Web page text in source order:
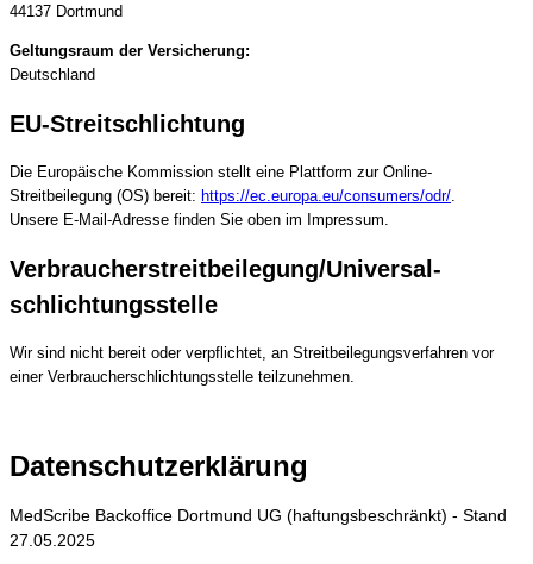
44137 Dortmund
Geltungsraum der Versicherung:
Deutschland
EU-Streitschlichtung
Die Europäische Kommission stellt eine Plattform zur Online-
Streitbeilegung (OS) bereit: https://ec.europa.eu/consumers/odr/.
Unsere E-Mail-Adresse finden Sie oben im Impressum.
Verbraucher­streit­beilegung/Universal­
schlichtungs­stelle
Wir sind nicht bereit oder verpflichtet, an Streitbeilegungsverfahren vor
einer Verbraucherschlichtungsstelle teilzunehmen.
Datenschutzerklärung
MedScribe Backoffice Dortmund UG (haftungsbeschränkt) - Stand
27.05.2025